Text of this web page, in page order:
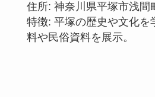
住所: 神奈川県平塚市浅間
特徴: 平塚の歴史や文化を
料や民俗資料を展示。